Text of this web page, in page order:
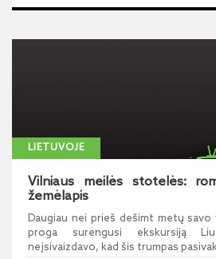
LIETUVOJE
Vilniaus meilės stotelės:
žemėlapis
Daugiau nei prieš dešimt metų
proga surengusi ekskursiją
neįsivaizdavo, kad šis trumpas